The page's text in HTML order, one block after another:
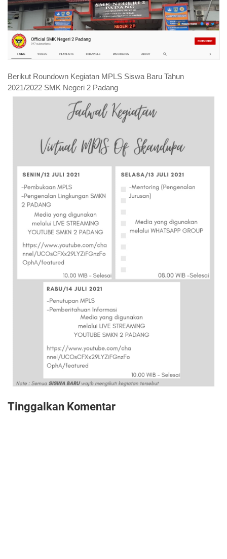
Berikut Roundown Kegiatan MPLS Siswa Baru Tahun
2021/2022 SMK Negeri 2 Padang
Tinggalkan Komentar